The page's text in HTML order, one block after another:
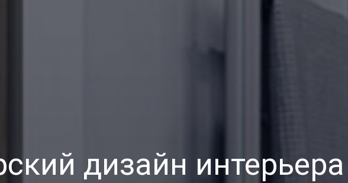
дизайн интерьера